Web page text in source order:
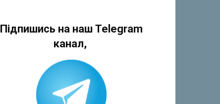
Підпишись на наш Telegram
канал,